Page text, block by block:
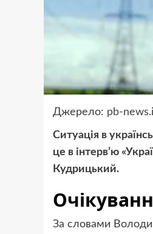
Джерело: pb-
Ситуація в
це в інтерв’ю
Кудрицький.
За словами